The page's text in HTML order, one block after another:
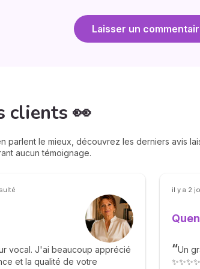
Laisser un
clients 👀
parlent le mieux, découvrez les derniers avis
aucun témoignage.
vocal. J'ai beaucoup apprécié
et la qualité de votre
il y a 2
Un